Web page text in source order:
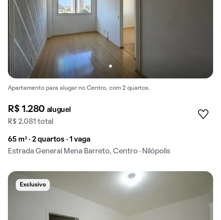
Apartamento para alugar no Centro, com 2 quartos.
R$ 1.280 aluguel
R$ 2.081 total
65 m² · 2 quartos · 1 vaga
Estrada General Mena Barreto, Centro · Nilópolis
Exclusivo